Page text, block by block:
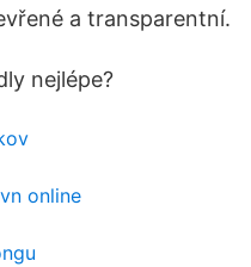
a transparentní.
nejlépe?
online